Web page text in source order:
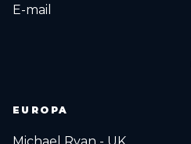
E-mail
EUROPA